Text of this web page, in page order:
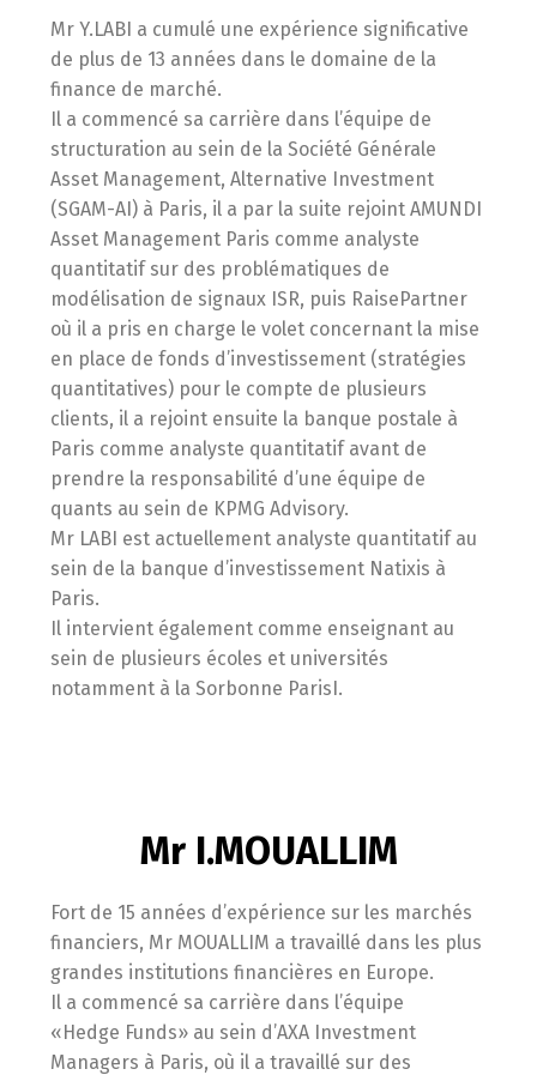
Mr Y.LABI a cumulé une expérience significative
de plus de 13 années dans le domaine de la
finance de marché.
Il a commencé sa carrière dans l’équipe de
structuration au sein de la Société Générale
Asset Management, Alternative Investment
(SGAM-AI) à Paris, il a par la suite rejoint AMUNDI
Asset Management Paris comme analyste
quantitatif sur des problématiques de
modélisation de signaux ISR, puis RaisePartner
où il a pris en charge le volet concernant la mise
en place de fonds d’investissement (stratégies
quantitatives) pour le compte de plusieurs
clients, il a rejoint ensuite la banque postale à
Paris comme analyste quantitatif avant de
prendre la responsabilité d’une équipe de
quants au sein de KPMG Advisory.
Mr LABI est actuellement analyste quantitatif au
sein de la banque d’investissement Natixis à
Paris.
Il intervient également comme enseignant au
sein de plusieurs écoles et universités
notamment à la Sorbonne ParisI.
Mr I.MOUALLIM
Fort de 15 années d’expérience sur les marchés
financiers, Mr MOUALLIM a travaillé dans les plus
grandes institutions financières en Europe.
Il a commencé sa carrière dans l’équipe
«Hedge Funds» au sein d’AXA Investment
Managers à Paris, où il a travaillé sur des